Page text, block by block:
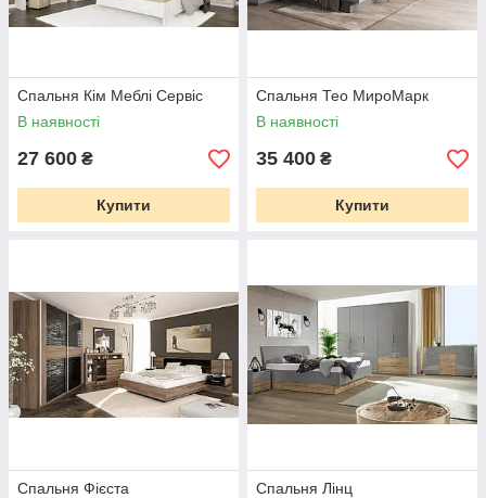
Спальня Кім Меблі Сервіс
В наявності
27 600 ₴
Купити
Спальня Тео МироМарк
В наявності
35 400 ₴
Купити
Спальня Фієста
Спальня Лінц